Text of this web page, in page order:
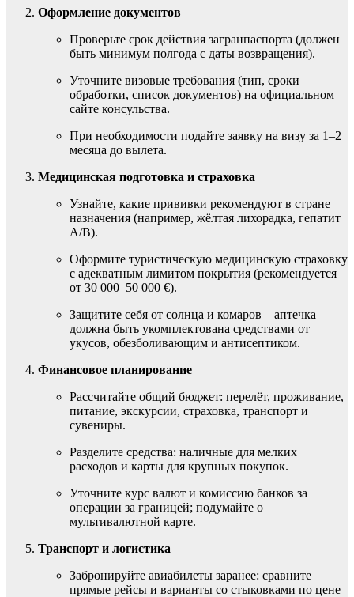
Оформление документов
Проверьте срок действия загранпаспорта (должен
быть минимум полгода с даты возвращения).
Уточните визовые требования (тип, сроки
обработки, список документов) на официальном
сайте консульства.
При необходимости подайте заявку на визу за 1–2
месяца до вылета.
Медицинская подготовка и страховка
Узнайте, какие прививки рекомендуют в стране
назначения (например, жёлтая лихорадка, гепатит
A/B).
Оформите туристическую медицинскую страховку
с адекватным лимитом покрытия (рекомендуется
от 30 000–50 000 €).
Защитите себя от солнца и комаров – аптечка
должна быть укомплектована средствами от
укусов, обезболивающим и антисептиком.
Финансовое планирование
Рассчитайте общий бюджет: перелёт, проживание,
питание, экскурсии, страховка, транспорт и
сувениры.
Разделите средства: наличные для мелких
расходов и карты для крупных покупок.
Уточните курс валют и комиссию банков за
операции за границей; подумайте о
мультивалютной карте.
Транспорт и логистика
Забронируйте авиабилеты заранее: сравните
прямые рейсы и варианты со стыковками по цене